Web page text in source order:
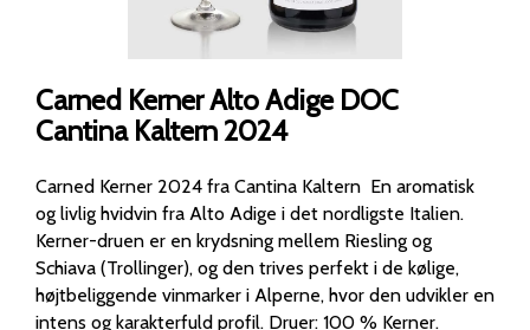
Carned Kerner Alto Adige DOC
Cantina Kaltern 2024
Carned Kerner 2024 fra Cantina Kaltern En aromatisk
og livlig hvidvin fra Alto Adige i det nordligste Italien.
Kerner-druen er en krydsning mellem Riesling og
Schiava (Trollinger), og den trives perfekt i de kølige,
højtbeliggende vinmarker i Alperne, hvor den udvikler en
intens og karakterfuld profil. Druer: 100 % Kerner.